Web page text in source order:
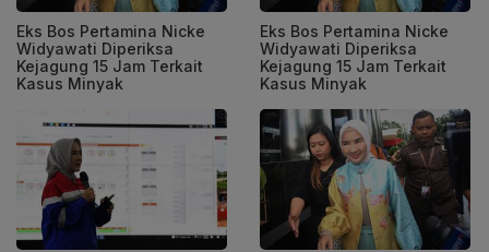
Eks Bos Pertamina Nicke
Widyawati Diperiksa
Kejagung 15 Jam Terkait
Kasus Minyak
Eks Bos Pertamina Nicke
Widyawati Diperiksa
Kejagung 15 Jam Terkait
Kasus Minyak